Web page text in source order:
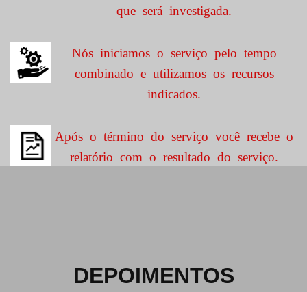
que será investigada.
Nós iniciamos o serviço pelo tempo
combinado e utilizamos os recursos
indicados.
Após o término do serviço você recebe o
relatório com o resultado do serviço.
DEPOIMENTOS